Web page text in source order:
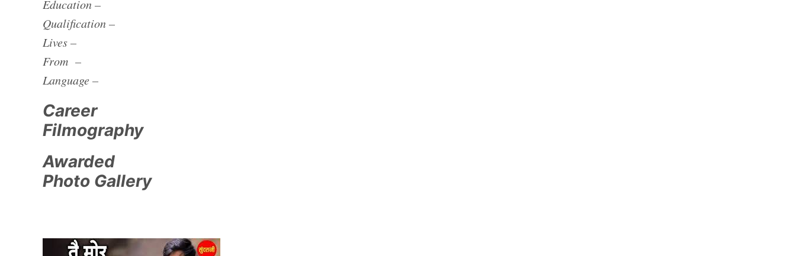
Education –
Qualification –
Lives –
From –
Language –
Career
Filmography
Awarded
Photo Gallery